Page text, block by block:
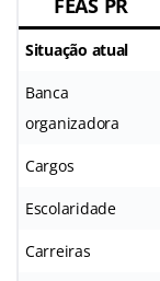
FEAS PR
Situação atual
Banca
organizadora
Cargos
Escolaridade
Carreiras